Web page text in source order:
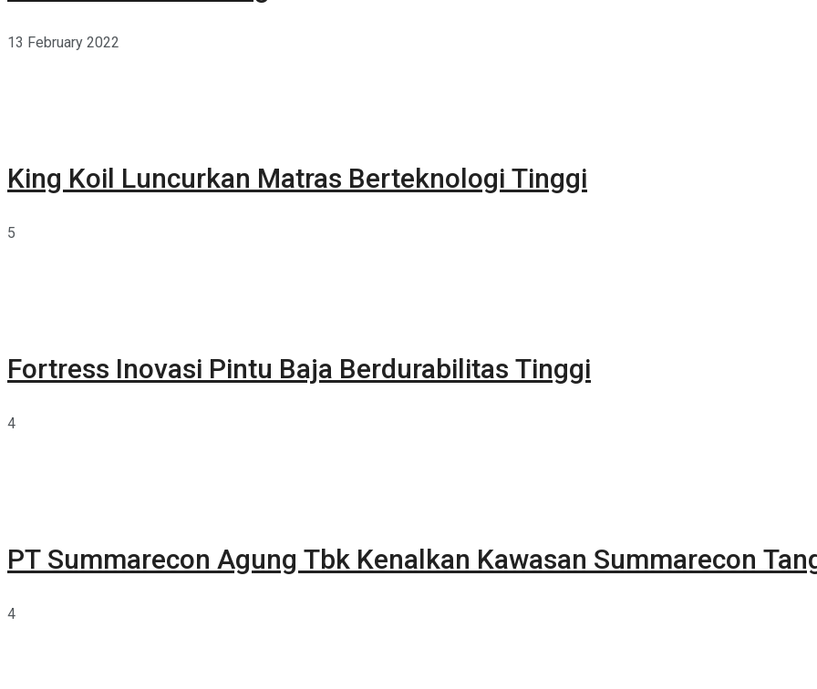
13 February 2022
King Koil Luncurkan Matras Berteknologi Tinggi
5
Fortress Inovasi Pintu Baja Berdurabilitas Tinggi
4
PT Summarecon Agung Tbk Kenalkan Kawasan Summarecon
4